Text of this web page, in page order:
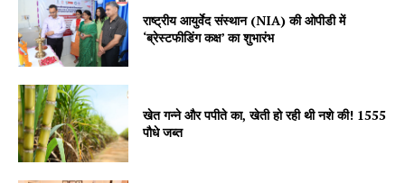
SUBSCRIBE NOW
Company
About
राष्ट्रीय आयुर्वेद संस्थान (NIA) की ओपीडी में
‘ब्रेस्टफीडिंग कक्ष’ का शुभारंभ
खेत गन्ने और पपीते का, खेती हो रही थी नशे की! 1555
पौधे जब्त